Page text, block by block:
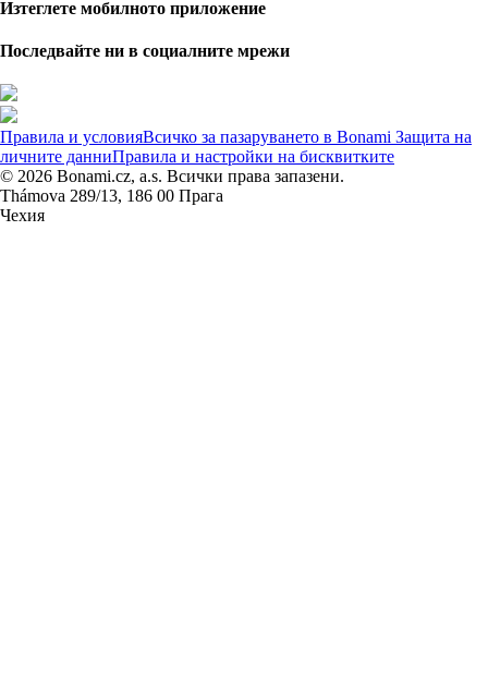
Изтеглете мобилното приложение
Последвайте ни в социалните мрежи
Правила и условияВсичко за пазаруването в Bonami Защита на
личните данниПравила и настройки на бисквитките
© 2026 Bonami.cz, a.s. Всички права запазени.
Thámova 289/13, 186 00 Прага
Чехия